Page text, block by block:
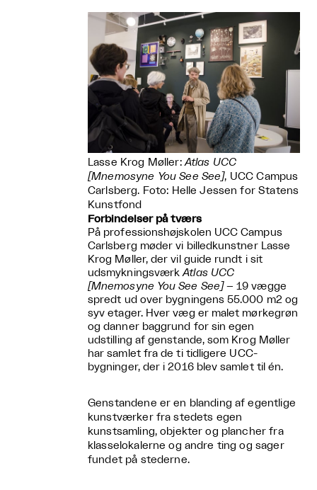
Lasse Krog Møller: Atlas UCC
[Mnemosyne You See See], UCC Campus
Carlsberg. Foto: Helle Jessen for Statens
Kunstfond
Forbindelser på tværs
På professionshøjskolen UCC Campus
Carlsberg møder vi billedkunstner Lasse
Krog Møller, der vil guide rundt i sit
udsmykningsværkAtlas UCC
[Mnemosyne You See See]– 19 vægge
spredt ud over bygningens 55.000 m2 og
syv etager. Hver væg er malet mørkegrøn
og danner baggrund for sin egen
udstilling af genstande, som Krog Møller
har samlet fra de ti tidligere UCC-
bygninger, der i 2016 blev samlet til én.
Genstandene er en blanding af egentlige
kunstværker fra stedets egen
kunstsamling, objekter og plancher fra
klasselokalerne og andre ting og sager
fundet på stederne.